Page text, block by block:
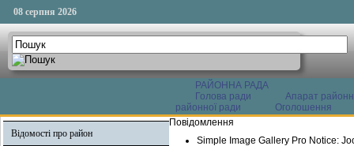
08 серпня 2026
РАЙОННА РАДА
Голова ради
Апарат
районної ради
Оголошення
Відомості про район
Повідомлення
Simple Image Gallery Pro Notice: